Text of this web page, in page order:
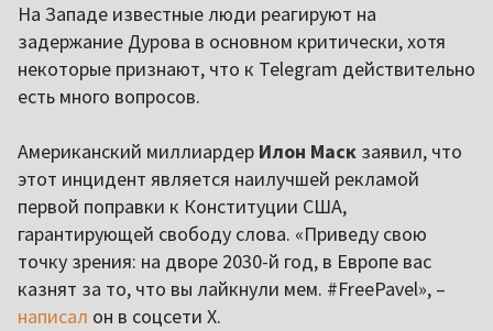
На Западе известные люди реагируют на
задержание Дурова в основном критически, хотя
некоторые признают, что к Telegram действительно
есть много вопросов.
Американский миллиардер Илон Маск заявил, что
этот инцидент является наилучшей рекламой
первой поправки к Конституции США,
гарантирующей свободу слова. «Приведу свою
точку зрения: на дворе 2030-й год, в Европе вас
казнят за то, что вы лайкнули мем. #FreePavel», –
написал он в соцсети X.